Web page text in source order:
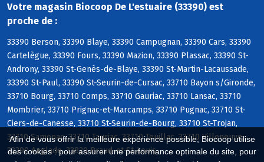
Afin de vous offrir la meilleure expérience possible, Biocoop utilise
des cookies : pour assurer une performance optimale du site, pour
Votre magasin Biocoop De L'estuaire (33390) est
proche de :
33390 Berson, 33390 Blaye, 33390 Campugnan, 33390 Cars, 33390
Cartelègue, 33390 Fours, 33390 Mazion, 33390 Plassac, 33390 St-
Androny, 33390 St-Genès-de-Blaye, 33390 St-Martin-Lacaussade,
33390 St-Paul, 33390 St-Seurin-de-Cursac, 33710 Bayon s/Gironde,
33710 Bourg, 33710 Comps, 33710 Gauriac, 33710 Lansac, 33710
Mombrier, 33710 Prignac-et-Marcamps, 33710 Pugnac, 33710 St-
Ciers-de-Canesse, 33710 St-Seurin-de-Bourg, 33710 St-Trojan,
33710 Samonac, 33710 Tauriac, 33710 Teuillac, 33710 Villeneuve,
33390 Anglade, 33820 Braud-et-St-Louis